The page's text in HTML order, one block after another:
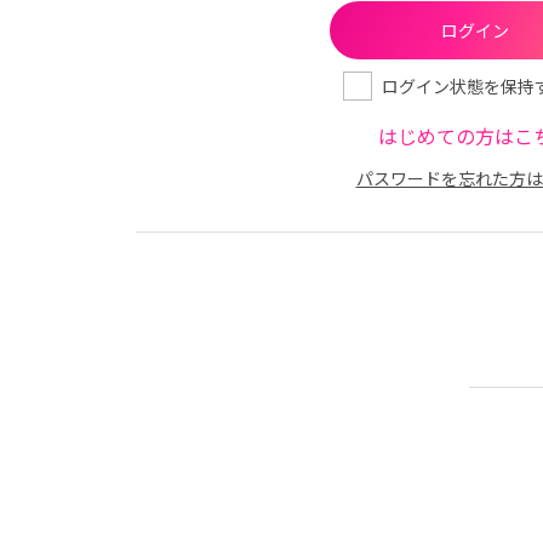
ログイン状態を保持
はじめての方はこ
パスワードを忘れた方